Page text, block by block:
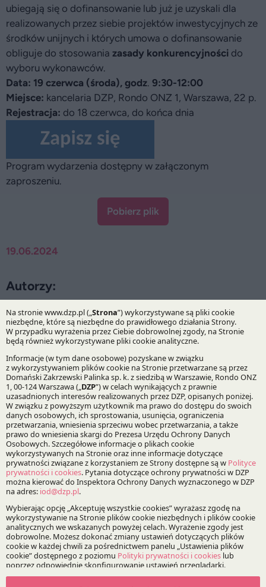
19.06.2024
Autorzy:
Katarzyna Kuźma
Dr Wojciech Hartung
Praktyki:
Infrastruktura i Energetyka
Specjalizacje:
Zamówienia publiczne
ubiegają się o dofinansowanie lub już je uzyskali dla
realizowanych przez siebie projektów inwestycyjnych ze
środków unijnych i których umowa o dofinansowanie
obliguje do stosowania zasady konkurencyjności do
wyboru wykonawców.
Data: 19 czerwca (środa), godz. 9:30-12:00
Miejsce: kancelaria DZP, Rondo ONZ 1, Warszawa, 22 p.
Rejestracja: do 18 czerwca, do końca dnia
Program wydarzenia dostępny w załączonym
zaproszeniu.
Pobierz plik
Bądź na bieżąco z DZP
Zapisz